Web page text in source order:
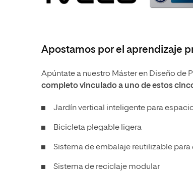
Apostamos por el aprendizaje
Apúntate a nuestro Máster en Diseño de
completo vinculado a uno de estos
Jardín vertical inteligente para
Bicicleta plegable ligera
Sistema de embalaje reutilizable para
Sistema de reciclaje modular